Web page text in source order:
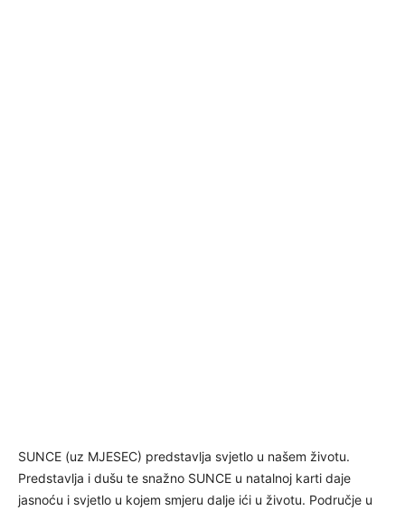
SUNCE (uz MJESEC) predstavlja svjetlo u našem životu.
Predstavlja i dušu te snažno SUNCE u natalnoj karti daje
jasnoću i svjetlo u kojem smjeru dalje ići u životu. Područje u